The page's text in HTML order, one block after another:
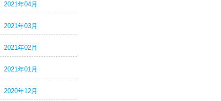
2021年04月
2021年03月
2021年02月
2021年01月
2020年12月